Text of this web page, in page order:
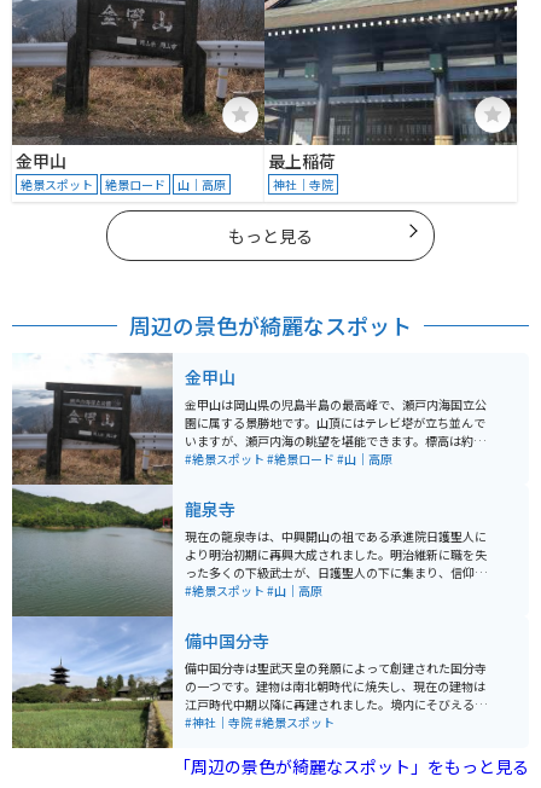
金甲山
絶景スポット 絶景ロード 山｜高原
最上稲荷
神社｜寺院
もっと見る
周辺の景色が綺麗なスポット
金甲山
金甲山は岡山県の児島半島の最高峰で、瀬戸内海国立公
園に属する景勝地です。山頂にはテレビ塔が立ち並んで
いますが、瀬戸内海の眺望を堪能できます。標高は約40
3mで、見晴らしが良いです。頂上にある展望台からは瀬
る印象がありますが、景色は絶景です。気象条件がそろ
い、かなりの望遠レンズが必要で肉眼では見えないと思
いますが、あべのハルカスが見える本州最遠の場所との
事です。
#絶景スポット #絶景ロード #山｜高原
龍泉寺
現在の龍泉寺は、中興開山の祖である承進院日護聖人に
より明治初期に再興大成されました。明治維新に職を失
った多くの下級武士が、日護聖人の下に集まり、信仰と
生活を共にしました。現存する石垣と建物の多くは、そ
り、"最上本山 御瀧 龍泉寺″と改めました。最上位経王大
菩薩（最上様・お稲荷さん）、八大龍王（水の神様）、
鬼子母神（子供の守り神）、三面大黒天をお祀りしてい
ます。
#絶景スポット #山｜高原
備中国分寺
備中国分寺は聖武天皇の発願によって創建された国分寺
の一つです。建物は南北朝時代に焼失し、現在の建物は
江戸時代中期以降に再建されました。境内にそびえる五
重塔は、岡山県内唯一のもので吉備路の代表的な景観と
スが周囲に栽培されて備中国分寺を見せてくれます。ま
た夕焼けも大変美しく、多くのカメラマンも訪れます。
#神社｜寺院#絶景スポット
「周辺の景色が綺麗なスポット」をもっと見る